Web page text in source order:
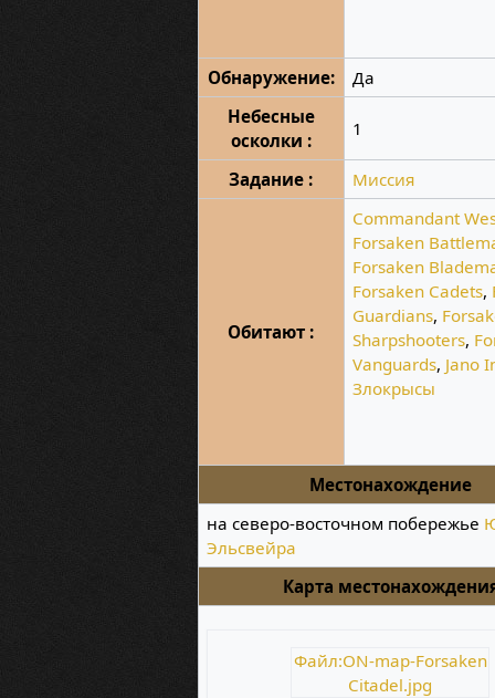
Обнаружение:
Да
Небесные
осколки :
1
Задание : Миссия
Обитают :
Commandant
Forsaken
Forsaken
Forsaken Cadets,
Guardians,
Sharpshooters,
Vanguards, Jano
Злокрысы
Местонахождение
на северо-восточном побережье
Эльсвейра
Карта
Файл:ON-map-Forsaken
Citadel.jpg